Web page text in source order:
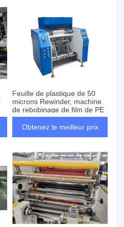
Feuille de plastique de 50
microns Rewinder, machine
de rebobinage de film de PE
Obtenez le meilleur prix